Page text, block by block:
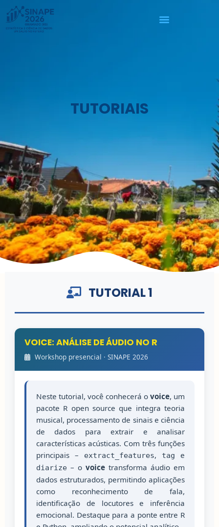
TUTORIAIS
TUTORIAL 1
VOICE: ANÁLISE DE ÁUDIO NO R
Workshop presencial · SINAPE 2026
Neste tutorial, você conhecerá o voice, um
pacote R open source que integra teoria
musical, processamento de sinais e ciência
de dados para extrair e analisar
características acústicas. Com três funções
principais –
extract_features, tag e
diarize – o voice transforma áudio em
dados estruturados, permitindo aplicações
como reconhecimento de fala,
identificação de locutores e inferência
emocional. Destaque para a ponte entre R